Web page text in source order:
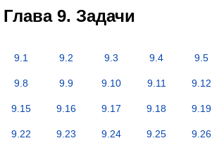
Глава 9. Задачи
9.1 9.2 9.3 9.4 9.5
9.8 9.9 9.10 9.11 9.12
9.15 9.16 9.17 9.18 9.19
9.22 9.23 9.24 9.25 9.26